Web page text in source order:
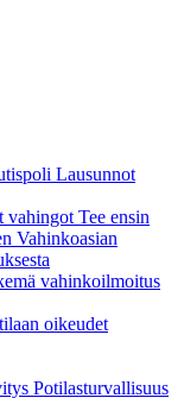
Lausunnot
vahingot Tee ensin
Vahinkoasian
vahinkoilmoitus
oikeudet
Potilasturvallisuus